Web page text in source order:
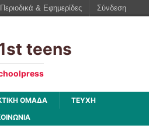
teens
ΟΜΑΔΑ
ΤΕΥΧΗ
& Εφημερίδες Σύνδεση